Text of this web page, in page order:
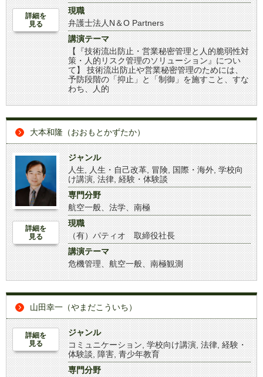
詳細を
見る
現職
弁護士法人N＆O Partners
講演テーマ
【『技術流出防止・営業秘密管理と人的脆弱性対
策・人的リスク管理のソリューション』につい
て】 技術流出防止や営業秘密管理のためには、
予防段階の「抑止」と「制御」を施すこと、すな
わち、人的
大本和隆（おおもとかずたか）
詳細を
見る
ジャンル
人生
人生・自己改革 冒険 国際・海外 学校向
け講演 法律 経験・体験談
専門分野
航空一般、法学、南極
現職
（有）パティオ 取締役社長
講演テーマ
危機管理、航空一般、南極観測
山田幸一（やまだこういち）
詳細を
見る
ジャンル
コミュニケーション 学校向け講演 法律 経験・
体験談
障害 青少年教育
専門分野